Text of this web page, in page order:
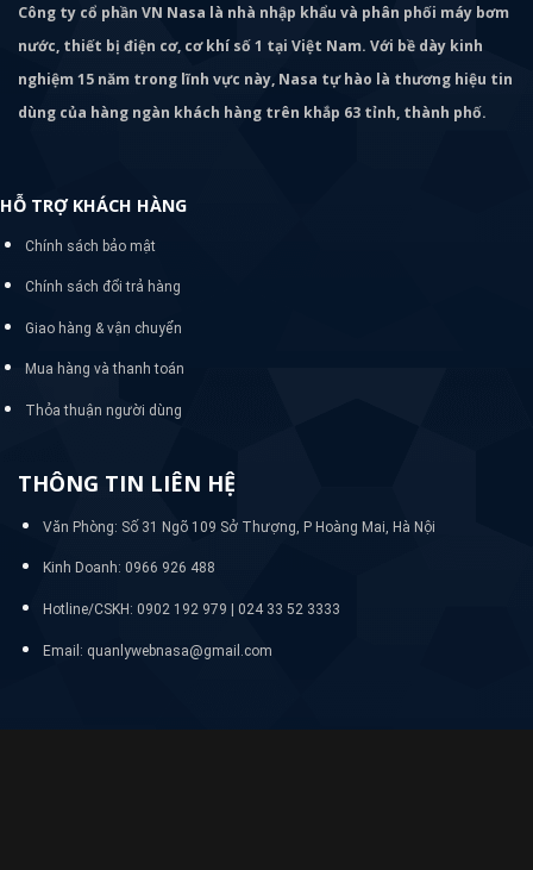
Công ty cổ phần VN Nasa là nhà nhập khẩu và phân phối máy bơm
nước, thiết bị điện cơ, cơ khí số 1 tại Việt Nam. Với bề dày kinh
nghiệm 15 năm trong lĩnh vực này, Nasa tự hào là thương hiệu tin
dùng của hàng ngàn khách hàng trên khắp 63 tỉnh, thành phố.
HỖ TRỢ KHÁCH HÀNG
Chính sách bảo mật
Chính sách đổi trả hàng
Giao hàng & vận chuyển
Mua hàng và thanh toán
Thỏa thuận người dùng
THÔNG TIN LIÊN HỆ
Văn Phòng: Số 31 Ngõ 109 Sở Thượng, P Hoàng Mai, Hà Nội
Kinh Doanh: 0966 926 488
Hotline/CSKH: 0902 192 979 | 024 33 52 3333
Email: quanlywebnasa@gmail.com